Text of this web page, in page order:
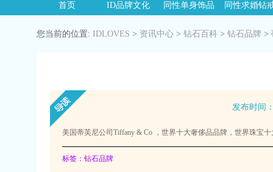
首页 ID品牌文化 同性单身饰品 同性求婚钻
您当前的位置: IDLOVES > 资讯中心 > 钻石百科 > 钻石品牌 >
发布时间
美国蒂芙尼公司Tiffany & Co ，世界十大奢侈品品牌，世界珠宝
标签：钻石品牌